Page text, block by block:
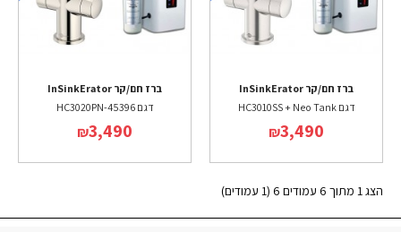
ברז חם/קר InSinkErator
דגם HC3010SS + Neo Tank
₪3,490
ברז חם/קר InSinkErator
דגם 45396-HC3020PN
₪3,490
הצג 1 מתוך 6 עמודים 6 (1 עמודים)